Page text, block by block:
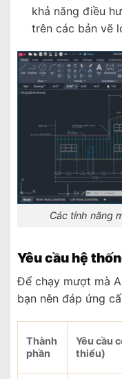
khả năng điều
trên các bản vẽ
Các tính năng
Yêu cầu hệ
Để chạy mượt mà
bạn nên đáp ứng
Thành
phần
Yêu cầu
thiểu)